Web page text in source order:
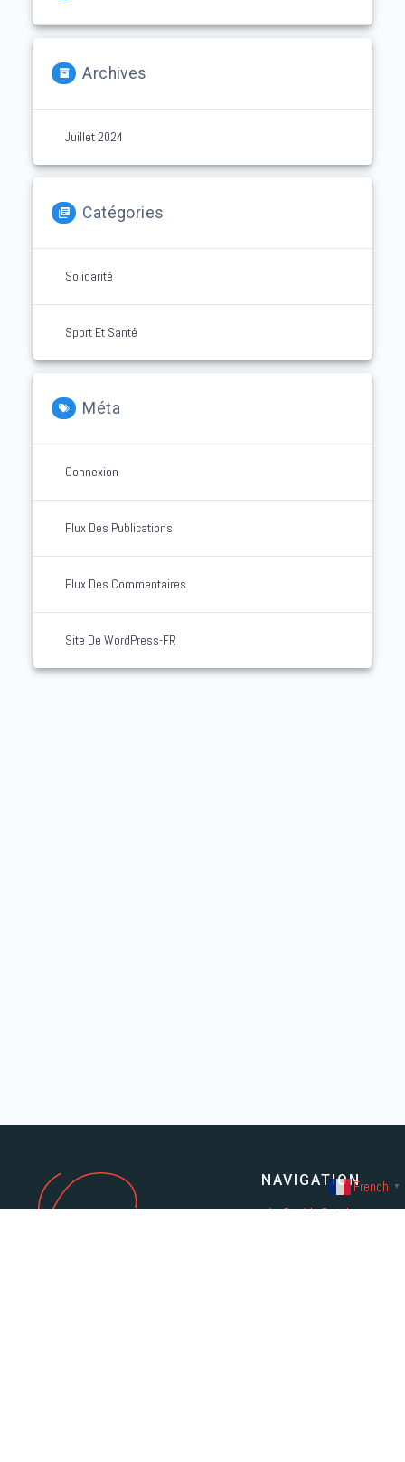
Archives
Juillet 2024
Catégories
Solidarité
Sport Et Santé
Méta
Connexion
Flux Des Publications
Flux Des Commentaires
Site De WordPress-FR
French ▼
NAVIGATION
Le Double Dutch